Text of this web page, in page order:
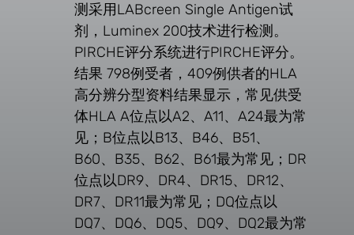
测采用LABcreen Single Antigen试
剂，Luminex 200技术进行检测。
PIRCHE评分系统进行PIRCHE评分。
结果 798例受者，409例供者的HLA
高分辨分型资料结果显示，常见供受
体HLA A位点以A2、A11、A24最为常
见；B位点以B13、B46、B51、
B60、B35、B62、B61最为常见；DR
位点以DR9、DR4、DR15、DR12、
DR7、DR11最为常见；DQ位点以
DQ7、DQ6、DQ5、DQ9、DQ2最为常